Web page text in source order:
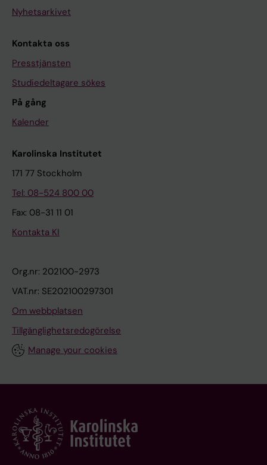
Nyhetsarkivet
Kontakta oss
Presstjänsten
Studiedeltagare sökes
På gång
Kalender
Karolinska Institutet
171 77 Stockholm
Tel: 08-524 800 00
Fax: 08-31 11 01
Kontakta KI
Org.nr: 202100-2973
VAT.nr: SE202100297301
Om webbplatsen
Tillgänglighetsredogörelse
Manage your cookies